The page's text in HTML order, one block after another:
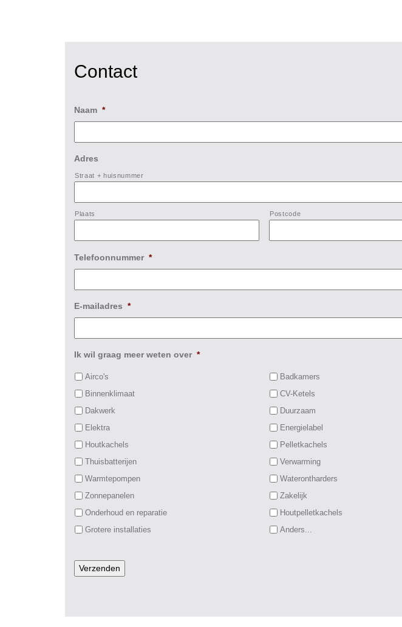
Contact
Naam *
Adres
Straat + huisnummer
Plaats Postcode
Telefoonnummer *
E-mailadres *
Ik wil graag meer weten over *
Airco's
Badkamers
Binnenklimaat
CV-Ketels
Dakwerk
Duurzaam
Elektra
Energielabel
Houtkachels
Pelletkachels
Thuisbatterijen
Verwarming
Warmtepompen
Waterontharders
Zonnepanelen
Zakelijk
Onderhoud en reparatie
Houtpelletkachels
Grotere installaties
Anders...
Verzenden